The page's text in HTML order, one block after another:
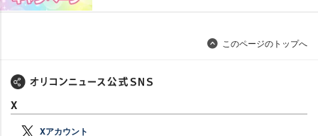
このページのトップへ
X
Xアカウント